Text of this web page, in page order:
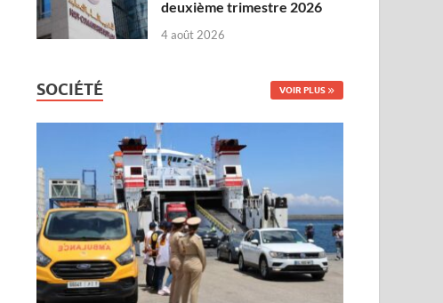
deuxième trimestre 2026
4 août 2026
SOCIÉTÉ VOIR PLUS